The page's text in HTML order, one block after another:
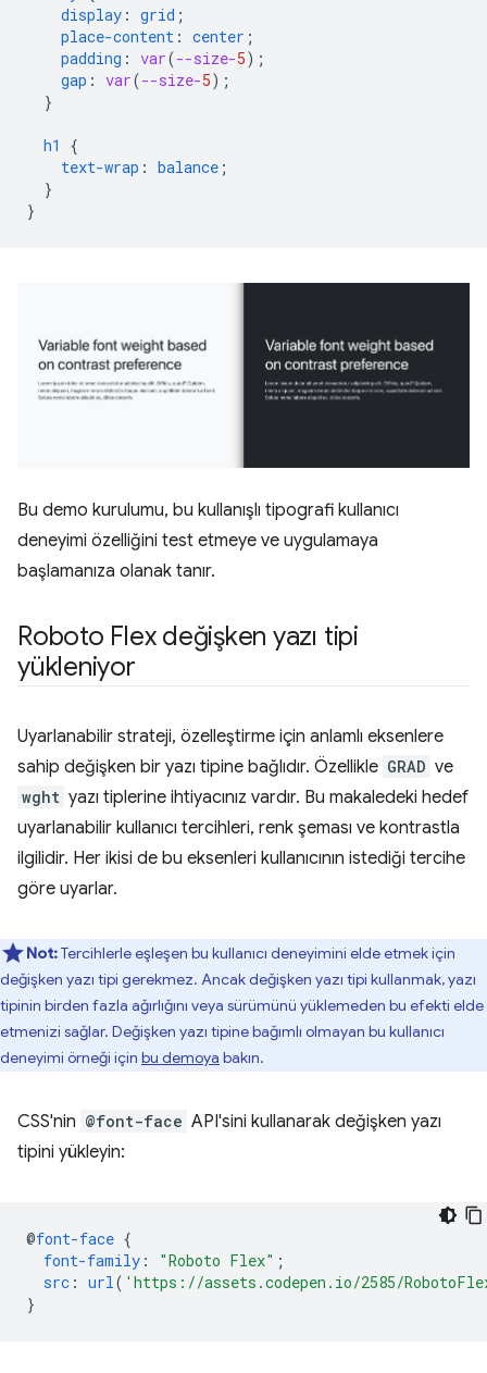
display : grid ;
place-content : center ;
padding : var(--size-5);
gap : var(--size-5);
}
h1
{
text-wrap : balance ;
}
}
Bu demo kurulumu, bu kullanışlı tipografi kullanıcı
deneyimi özelliğini test etmeye ve uygulamaya
başlamanıza olanak tanır.
Roboto Flex değişken yazı tipi
yükleniyor
Uyarlanabilir strateji, özelleştirme için anlamlı eksenlere
sahip değişken bir yazı tipine bağlıdır. Özellikle GRAD ve
wght yazı tiplerine ihtiyacınız vardır. Bu makaledeki hedef
uyarlanabilir kullanıcı tercihleri, renk şeması ve kontrastla
ilgilidir. Her ikisi de bu eksenleri kullanıcının istediği tercihe
göre uyarlar.
Not:Tercihlerle eşleşen bu kullanıcı deneyimini elde etmek için
değişken yazı tipi gerekmez. Ancak değişken yazı tipi kullanmak, yazı
tipinin birden fazla ağırlığını veya sürümünü yüklemeden bu efekti elde
etmenizi sağlar. Değişken yazı tipine bağımlı olmayan bu kullanıcı
deneyimi örneği için bu demoya bakın.
CSS'nin @font-face API'sini kullanarak değişken yazı
tipini yükleyin:
@font-face {
font-family : "Roboto Flex" ;
src : url( 'https://assets.codepen.io/2585/
}